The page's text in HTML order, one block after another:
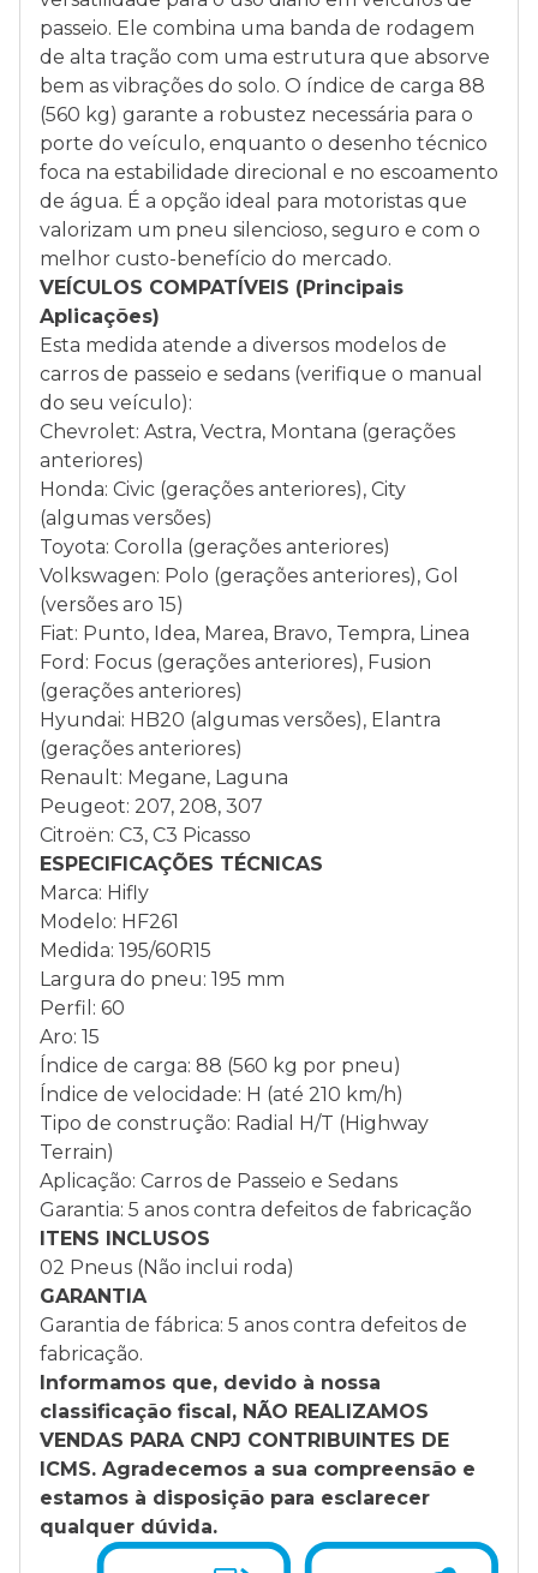
passeio. Ele combina uma banda de rodagem
de alta tração com uma estrutura que absorve
bem as vibrações do solo. O índice de carga 88
(560 kg) garante a robustez necessária para o
porte do veículo, enquanto o desenho técnico
foca na estabilidade direcional e no escoamento
de água. É a opção ideal para motoristas que
valorizam um pneu silencioso, seguro e com o
melhor custo-benefício do mercado.
VEÍCULOS COMPATÍVEIS (Principais
Aplicações)
Esta medida atende a diversos modelos de
carros de passeio e sedans (verifique o manual
do seu veículo):
Chevrolet: Astra, Vectra, Montana (gerações
anteriores)
Honda: Civic (gerações anteriores), City
(algumas versões)
Toyota: Corolla (gerações anteriores)
Volkswagen: Polo (gerações anteriores), Gol
(versões aro 15)
Fiat: Punto, Idea, Marea, Bravo, Tempra, Linea
Ford: Focus (gerações anteriores), Fusion
(gerações anteriores)
Hyundai: HB20 (algumas versões), Elantra
(gerações anteriores)
Renault: Megane, Laguna
Peugeot: 207, 208, 307
Citroën: C3, C3 Picasso
ESPECIFICAÇÕES TÉCNICAS
Marca: Hifly
Modelo: HF261
Medida: 195/60R15
Largura do pneu: 195 mm
Perfil: 60
Aro: 15
Índice de carga: 88 (560 kg por pneu)
Índice de velocidade: H (até 210 km/h)
Tipo de construção: Radial H/T (Highway
Terrain)
Aplicação: Carros de Passeio e Sedans
Garantia: 5 anos contra defeitos de fabricação
ITENS INCLUSOS
02 Pneus (Não inclui roda)
GARANTIA
Garantia de fábrica: 5 anos contra defeitos de
fabricação.
Informamos que, devido à nossa
classificação fiscal, NÃO REALIZAMOS
VENDAS PARA CNPJ CONTRIBUINTES DE
ICMS. Agradecemos a sua compreensão e
estamos à disposição para esclarecer
qualquer dúvida.